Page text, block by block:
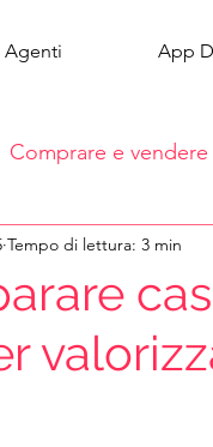
Agenti App
Comprare e vendere
Tempo di lettura: 3 min